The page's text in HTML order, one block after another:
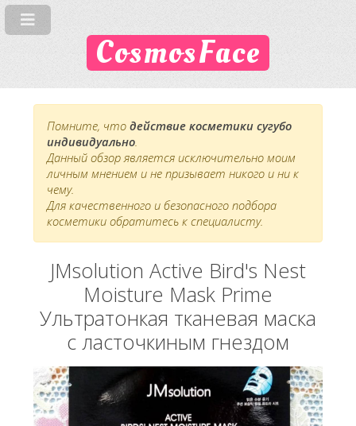
CosmosFace
Помните, что действие косметики сугубо
индивидуально.
Данный обзор является исключительно моим
личным мнением и не призывает никого и ни к
чему.
Для качественного и безопасного подбора
косметики обратитесь к специалисту.
JMsolution Active Bird's Nest
Moisture Mask Prime
Ультратонкая тканевая маска
с ласточкиным гнездом